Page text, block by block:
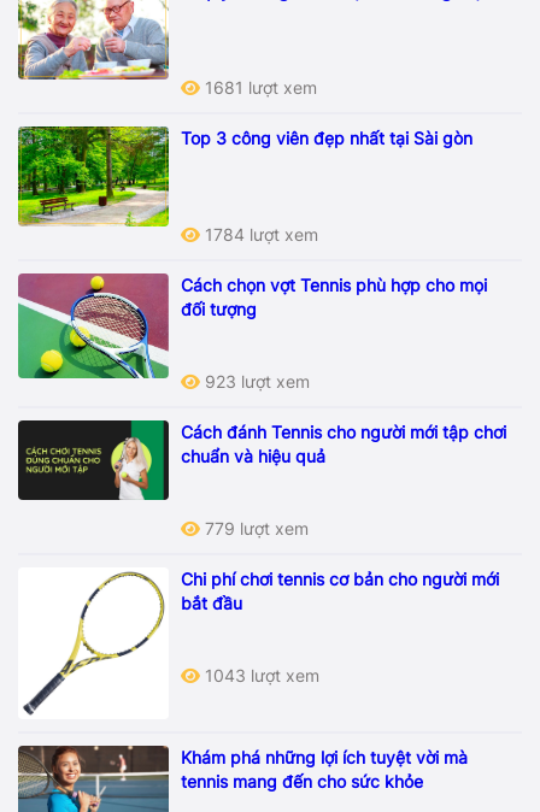
1681 lượt xem
Top 3 công viên đẹp nhất tại Sài gòn
1784 lượt xem
Cách chọn vợt Tennis phù hợp cho mọi
đối tượng
923 lượt xem
Cách đánh Tennis cho người mới tập chơi
chuẩn và hiệu quả
779 lượt xem
Chi phí chơi tennis cơ bản cho người mới
bắt đầu
1043 lượt xem
Khám phá những lợi ích tuyệt vời mà
tennis mang đến cho sức khỏe